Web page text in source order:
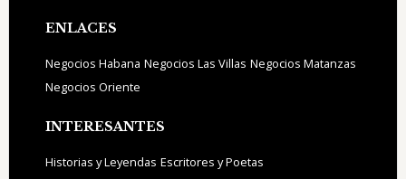
ENLACES
Negocios Habana Negocios Las Villas Negocios Matanzas
Negocios Oriente
INTERESANTES
Historias y Leyendas Escritores y Poetas